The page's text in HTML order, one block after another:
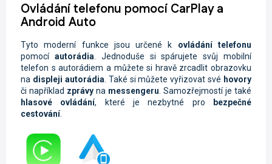
Ovládání telefonu pomocí CarPlay a
Android Auto
Tyto moderní funkce jsou určené k ovládání telefonu
pomocíautorádia . Jednoduše si spárujete svůj mobilní
telefon s autorádiem a můžete si hravě zrcadlit obrazovku
na displeji autorádia . Také si můžete vyřizovat své hovory
či například zprávy na messengeru . Samozřejmostí je také
hlasové ovládání, které je nezbytné pro
bezpečné
cestování.